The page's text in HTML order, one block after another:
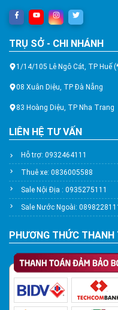
TRỤ SỞ - CHI NHÁNH
1/14/105 Lê Ngô Cát, TP Huế
08 Xuân Diệu, TP Đà Nẵng
83 Hoàng Diệu, TP Nha Trang
LIÊN HỆ TƯ VẤN
Hỗ trợ: 0932464111
Thuê xe: 0836005588
Sale Nội Địa : 0935275111
Sale Nước Ngoài:
PHƯƠNG THỨC THANH